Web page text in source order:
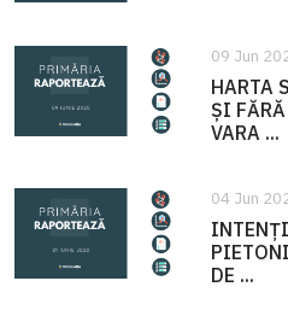
09 Jun
HARTA
ȘI FĂRĂ
VARA ...
04 Jun
DE ...